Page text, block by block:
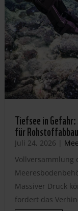
Tiefsee in
für
Juli 24, 2026 |
Vollversammlung
Massiver Druck
fordert das